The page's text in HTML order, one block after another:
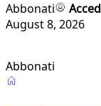
Abbonati
August 8, 2026
Abbonati